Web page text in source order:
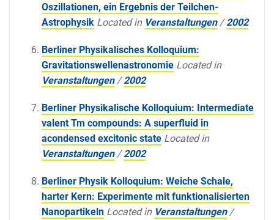
Oszillationen, ein Ergebnis der Teilchen-
Astrophysik Located in Veranstaltungen /2002
Berliner Physikalisches Kolloquium:
Gravitationswellenastronomie Located in
Veranstaltungen /2002
Berliner Physikalische Kolloquium: Intermediate
valent Tm compounds: A superfluid in
acondensed excitonic state Located in
Veranstaltungen /2002
Berliner Physik Kolloquium: Weiche Schale,
harter Kern: Experimente mit funktionalisierten
Nanopartikeln Located in Veranstaltungen /